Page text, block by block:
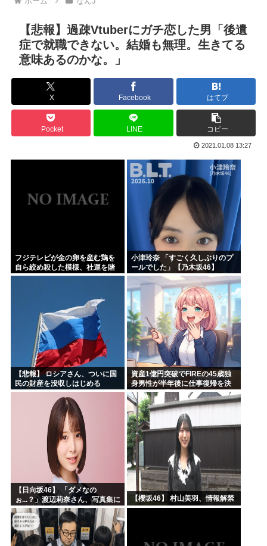
ダンジョン飯のキャラいい子ばっかりでほんとに癒される
【朗報】 韓国人「Jリーグのこの監督、経歴がおかしい」
さもしい熊本県民「食事、ベッド、エアコン」を政府に切望。
韓国がサッカーの審判を買収したのはガチだった！ 審判を性...
【緊急速報】信用声優の羊宮妃那さん…
靖国神社、軍服コスプレでの参拝を禁止へ
【高市】トランプ「イランが核入手したら2分でイタリア滅亡...
ハンターハンター今何やってるかわからないWWW
5年前お前ら「AIイラストすげぇ！これもう人間のイラスト...
韓国人「台風で品不足になった沖縄のスーパーに行ってみたら...
韓国人「『日本ビールは絶対に飲まない！』と大騒ぎしていた...
海外「日本のこの場所は現実とは思えないレベルで美しい…！...
NISAのせいで少子化加速してるけどこれ本当に政策として...
【悲報】過疎Vtuberにガチ恋した男「後遺
症で就職できない。結婚も無理。生きてる
意味あるのかな。」
X Facebook はてブ
Pocket LINE コピー
2021.01.08 13:27
フジテレビが金の卵を産む鶏を
自ら絞め殺した模様、社運を賭
けたドル箱コンテンツが御蔵入
小津玲奈 「すごく久しぶりのプ
ールでした」【乃木坂46】
【悲報】 ロシアさん、ついに国
民の財産を没収しはじめる
資産1億円突破でFIREの45歳独
身男性が半年後に仕事復帰を決
意した「1通の通知」
【日向坂46】 「ダメなの
ぉ...？」渡辺莉奈さん、写真集に
興味津々
【櫻坂46】 村山美羽、情報解禁